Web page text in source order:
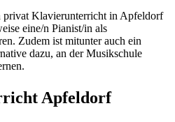
privat Klavierunterricht in Apfeldorf
eine/n Pianist/in als
Zudem ist mitunter auch ein
dazu, an der Musikschule
Apfeldorf